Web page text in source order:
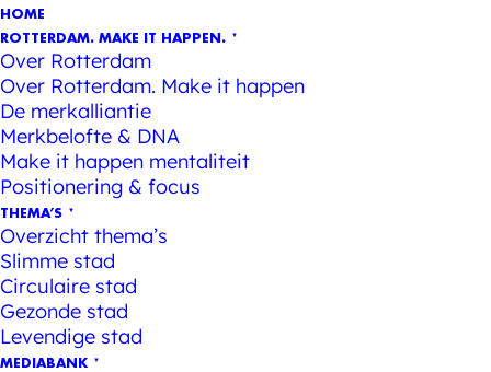
HOME
ROTTERDAM. MAKE IT HAPPEN.
Over Rotterdam
Over Rotterdam. Make it happen
De merkalliantie
Merkbelofte & DNA
Make it happen mentaliteit
Positionering & focus
THEMA’S
Overzicht thema’s
Slimme stad
Circulaire stad
Gezonde stad
Levendige stad
MEDIABANK